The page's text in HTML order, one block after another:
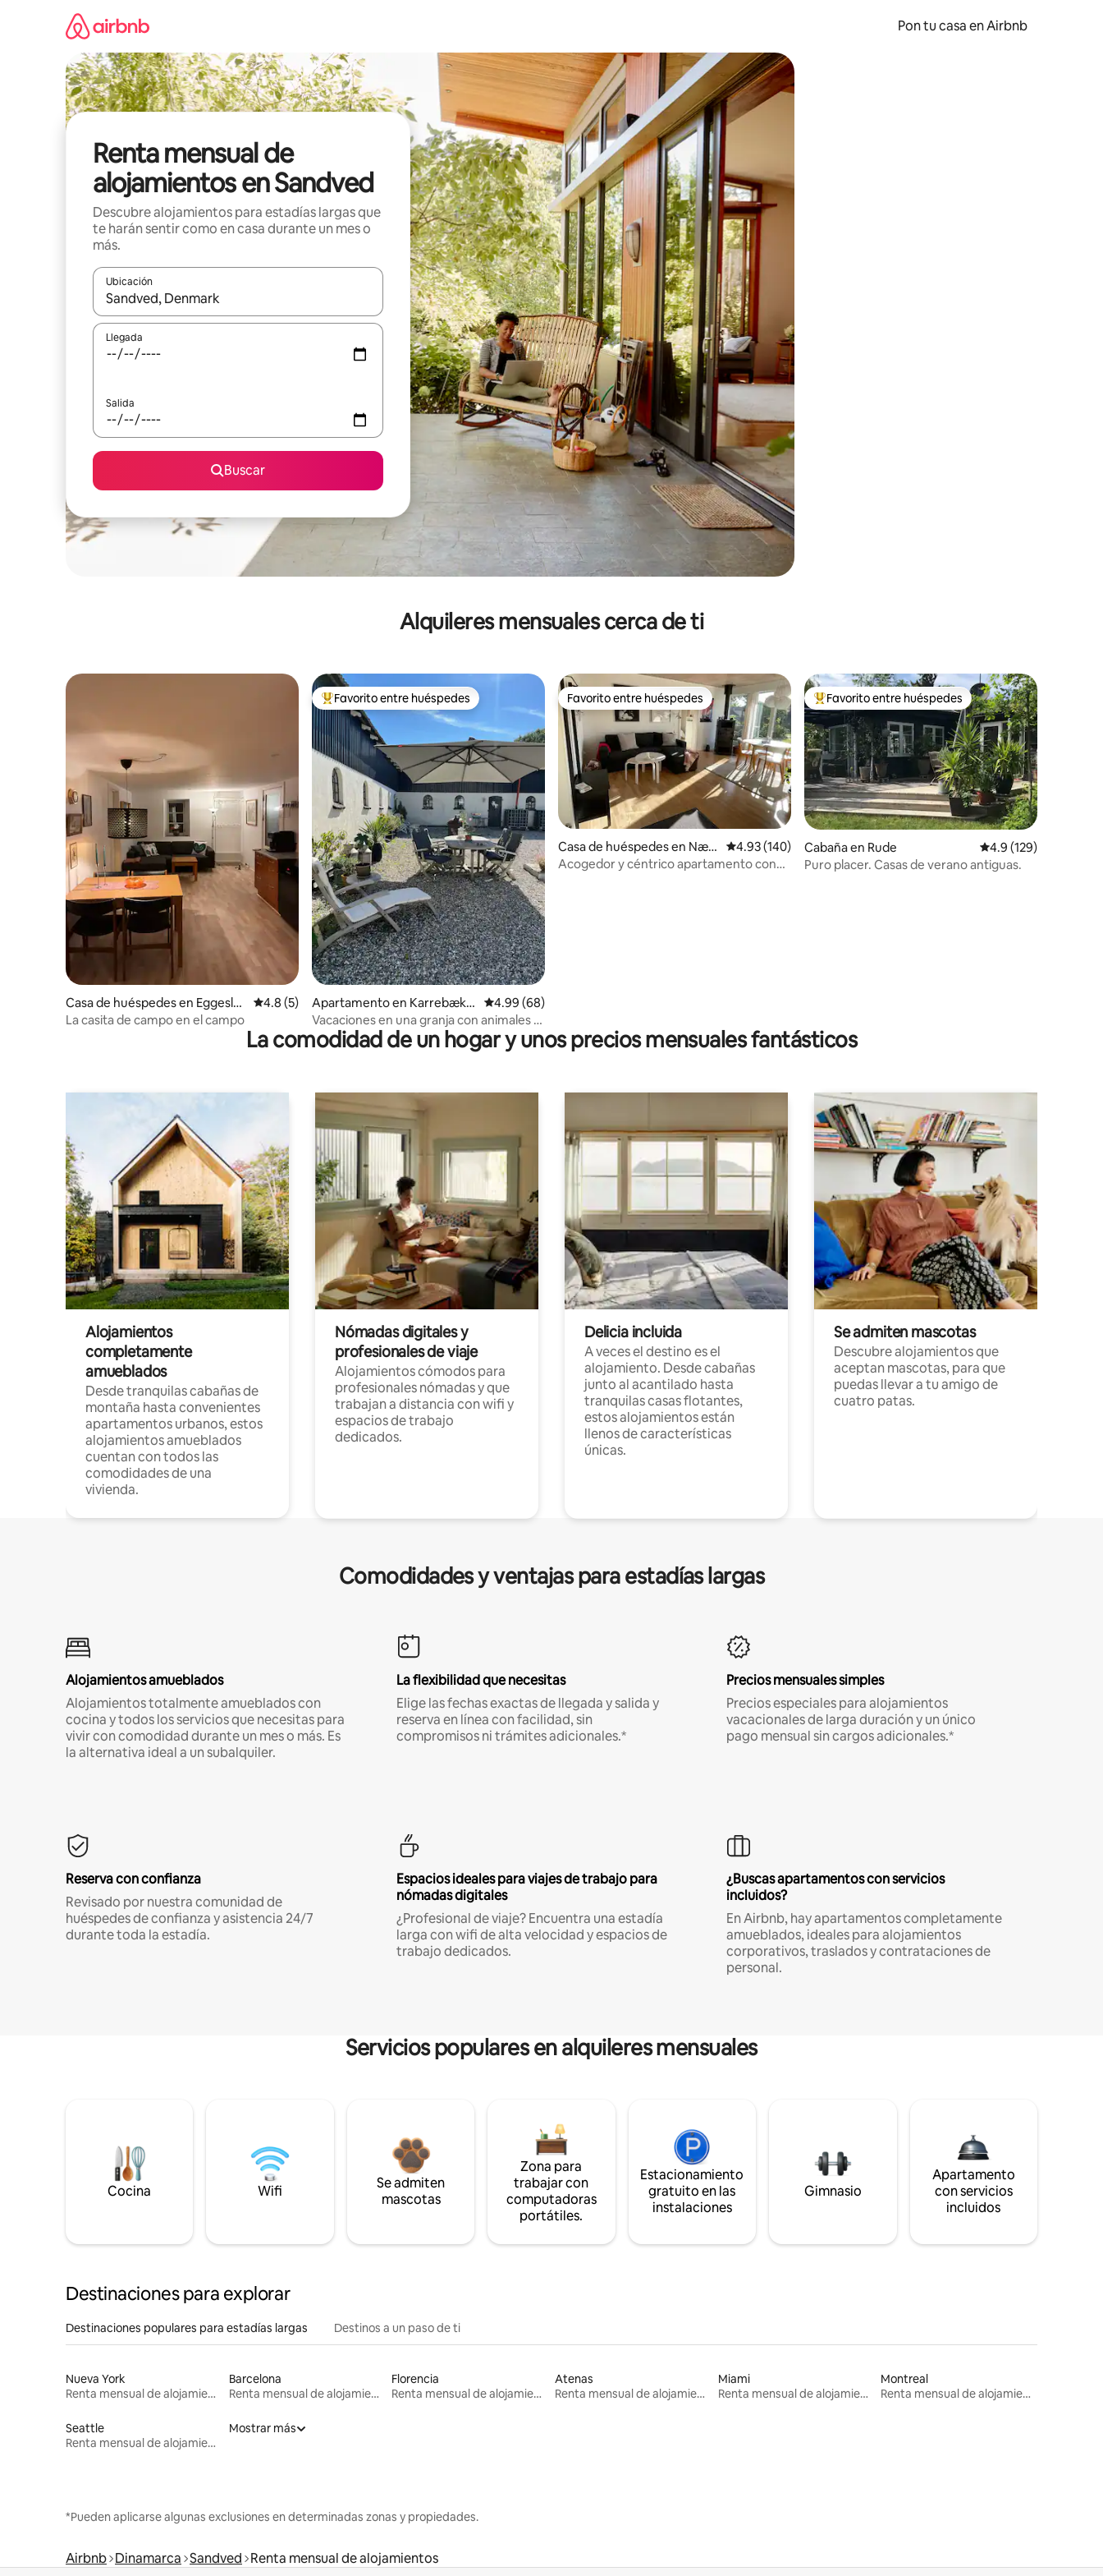
Pon tu casa en Airbnb
Renta mensual de
alojamientos en Sandved
Descubre alojamientos para estadías largas que
te harán sentir como en casa durante un mes o
más.
Ubicación
Cuando los resultados estén disponibles, navega con las teclas de flecha hacia arriba y hacia abajo o explora con el tacto o desliza el dedo.
Llegada
Salida
Buscar
Alquileres mensuales cerca de ti
Casa de huéspedes en Eggeslev
lille
Calificación promedio: 4.8 de 5, 5 reseñas
4.8 (5)
La casita de campo en el campo
Favorito entre huéspedes preferido
Favorito entre huéspedes
Apartamento en Karrebæks
minde
Calificación promedio: 4.99 de 5, 68 reseñas
4.99 (68)
Vacaciones en una granja con animales y
horno de pizza
Favorito entre huéspedes
Favorito entre huéspedes
Casa de huéspedes en Næst
ved
Calificación promedio: 4.93 de 5, 140 reseñas
4.93 (140)
Acogedor y céntrico apartamento con
Favorito entre huéspedes preferido
Favorito entre huéspedes
Cabaña en Rude Calificación
4.9 (129)
Puro placer. Casas de verano antiguas.
La comodidad de un hogar y unos precios mensuales fantásticos
Alojamientos
completamente
amueblados
Desde tranquilas cabañas de
montaña hasta convenientes
apartamentos urbanos, estos
alojamientos amueblados
cuentan con todos las
comodidades de una
vivienda.
Nómadas digitales y
profesionales de viaje
Alojamientos cómodos para
profesionales nómadas y que
trabajan a distancia con wifi y
espacios de trabajo
dedicados.
Delicia incluida
A veces el destino es el
alojamiento. Desde cabañas
junto al acantilado hasta
tranquilas casas flotantes,
estos alojamientos están
llenos de características
únicas.
Se admiten mascotas
Descubre alojamientos que
aceptan mascotas, para que
puedas llevar a tu amigo de
cuatro patas.
Comodidades y ventajas para estadías largas
Alojamientos amueblados
Alojamientos totalmente amueblados con
cocina y todos los servicios que necesitas para
vivir con comodidad durante un mes o más. Es
la alternativa ideal a un subalquiler.
La flexibilidad que necesitas
Elige las fechas exactas de llegada y salida y
reserva en línea con facilidad, sin
compromisos ni trámites adicionales.*
Precios mensuales simples
Precios especiales para alojamientos
vacacionales de larga duración y un único
pago mensual sin cargos adicionales.*
Reserva con confianza
Revisado por nuestra comunidad de
huéspedes de confianza y asistencia 24/7
durante toda la estadía.
Espacios ideales para viajes de trabajo para
nómadas digitales
¿Profesional de viaje? Encuentra una estadía
larga con wifi de alta velocidad y espacios de
trabajo dedicados.
¿Buscas apartamentos con servicios
incluidos?
En Airbnb, hay apartamentos completamente
amueblados, ideales para alojamientos
corporativos, traslados y contrataciones de
personal.
Servicios populares en alquileres mensuales
Cocina Wifi
Se admiten
mascotas
Zona para
trabajar con
computadoras
portátiles.
Estacionamiento
gratuito en las
instalaciones
Gimnasio
Apartamento
con servicios
incluidos
Destinaciones para explorar
Destinaciones populares para estadías largas Destinos a un paso de ti
Nueva York
Renta mensual de alojamientos
Barcelona
Renta mensual de alojamientos
Florencia
Renta mensual de alojamientos
Atenas
Renta mensual de alojamientos
Miami
Renta mensual de alojamientos
Montreal
Renta mensual de alojamientos
Seattle
Renta mensual de alojamientos
Mostrar más
*Pueden aplicarse algunas exclusiones en determinadas zonas y propiedades.
Airbnb Dinamarca Sandved Renta mensual de alojamientos